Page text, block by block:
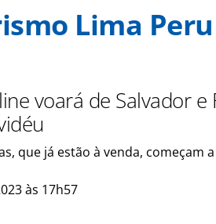
Lima Peru
voará de Salvador
que já estão à venda, começam
às 17h57